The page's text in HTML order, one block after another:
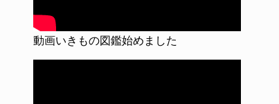
動画いきもの図鑑始めました